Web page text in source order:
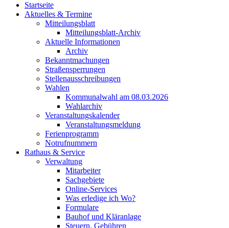
Startseite
Aktuelles & Termine
Mitteilungsblatt
Mitteilungsblatt-Archiv
Aktuelle Informationen
Archiv
Bekanntmachungen
Straßensperrungen
Stellenausschreibungen
Wahlen
Kommunalwahl am 08.03.2026
Wahlarchiv
Veranstaltungskalender
Veranstaltungsmeldung
Ferienprogramm
Notrufnummern
Rathaus & Service
Verwaltung
Mitarbeiter
Sachgebiete
Online-Services
Was erledige ich Wo?
Formulare
Bauhof und Kläranlage
Steuern, Gebühren